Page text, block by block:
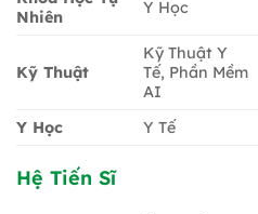
Nhiên
Y Học
Kỹ Thuật
Kỹ Thuật Y
Tế, Phần Mềm
AI
Y Học Y Tế
Hệ Tiến Sĩ